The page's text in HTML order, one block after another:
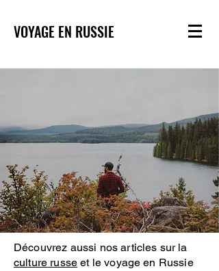
VOYAGE EN RUSSIE
Découvrez aussi nos articles sur la
culture russe et le voyage en Russie